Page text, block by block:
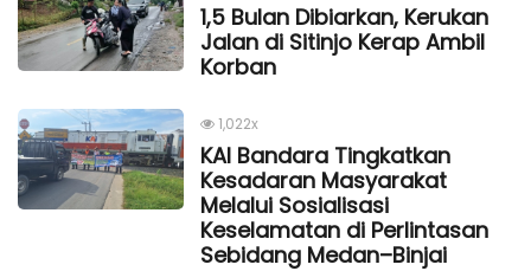
1,5 Bulan Dibiarkan, Kerukan
Jalan di Sitinjo Kerap Ambil
Korban
1,022x
KAI Bandara Tingkatkan
Kesadaran Masyarakat
Melalui Sosialisasi
Keselamatan di Perlintasan
Sebidang Medan–Binjai